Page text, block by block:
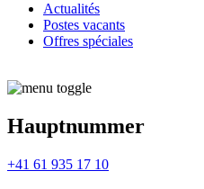
Actualités
Postes vacants
Offres spéciales
Hauptnummer
+41 61 935 17 10